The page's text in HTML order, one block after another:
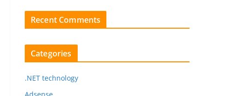
Recent Comments
Categories
.NET technology